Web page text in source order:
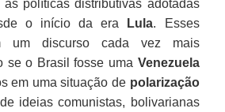
as políticas distributivas adotadas
o início da era
Lula. Esses
um discurso cada vez mais
se o Brasil fosse uma Venezuela
em uma situação de polarização
ideias comunistas, bolivarianas